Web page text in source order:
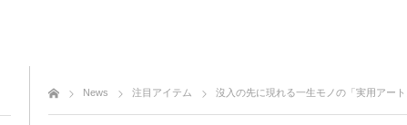
News 注目アイテム 沒入の先に現れる一生モノの「実用アート」スマホス